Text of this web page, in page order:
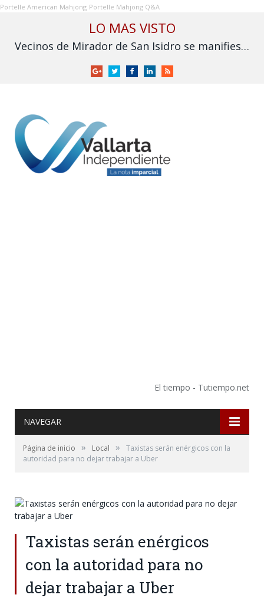
Portelle American Mahjong Portelle Mahjong Q&A
LO MAS VISTO
Vecinos de Mirador de San Isidro se manifiestan ante proyecto de vivienda para policías estatales
GoogleTwitterFacebookLinkedInRSS
El tiempo - Tutiempo.net
NAVEGAR
Página de inicio » Local »
Taxistas serán enérgicos con la
autoridad para no dejar trabajar a Uber
Taxistas serán enérgicos
con la autoridad para no
dejar trabajar a Uber